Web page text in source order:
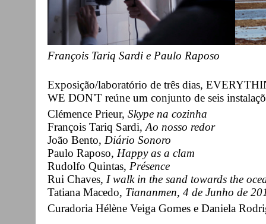
François Tariq Sardi e Paulo Raposo
Exposição/laboratório de três dias,
WE DON'T reúne um conjunto de seis
Clémence Prieur, Skype na cozinha
François Tariq Sardi, Ao nosso redor
João Bento, Diário Sonoro
Paulo Raposo, Happy as a clam
Rudolfo Quintas, Présence
Rui Chaves, I walk in the sand towards the
Tatiana Macedo, Tiananmen, 4 de Junho de
Curadoria Hélène Veiga Gomes e Daniela